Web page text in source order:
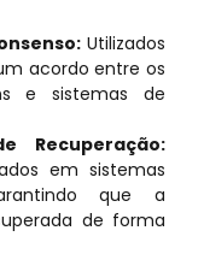
Utilizados
acordo entre os
e sistemas de
Recuperação:
em sistemas
que a
de forma